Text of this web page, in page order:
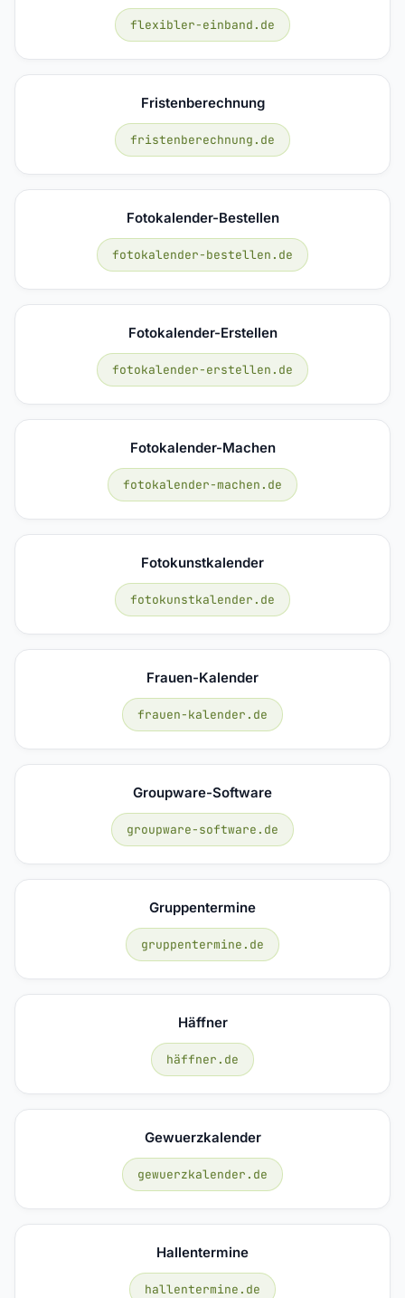
flexibler-einband.de
Fristenberechnung
fristenberechnung.de
Fotokalender-Bestellen
fotokalender-bestellen.de
Fotokalender-Erstellen
fotokalender-erstellen.de
Fotokalender-Machen
fotokalender-machen.de
Fotokunstkalender
fotokunstkalender.de
Frauen-Kalender
frauen-kalender.de
Groupware-Software
groupware-software.de
Gruppentermine
gruppentermine.de
Häffner
häffner.de
Gewuerzkalender
gewuerzkalender.de
Hallentermine
hallentermine.de